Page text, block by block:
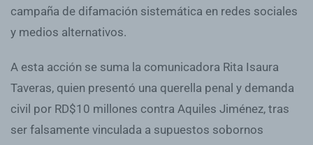
campaña de difamación sistemática en redes sociales
y medios alternativos.
A esta acción se suma la comunicadora Rita Isaura
Taveras, quien presentó una querella penal y demanda
civil por RD$10 millones contra Aquiles Jiménez, tras
ser falsamente vinculada a supuestos sobornos